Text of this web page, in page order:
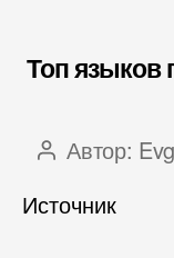
Топ языков
Автор
Автор:
Источник